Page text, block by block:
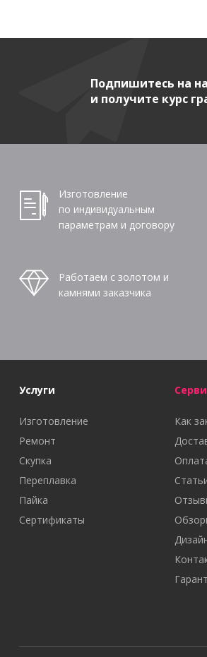
Подпишитесь на
и получите курс
Изготовление
по индивидуальным
параметрам и договору
Работаем с золотом и
камнями заказчика
Услуги
Изготовление
Ремонт
Скупка
Переплавка
Пайка
Сертификаты
Как